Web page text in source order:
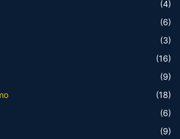
(4)
(6)
(3)
(16)
(9)
(18)
(6)
(9)